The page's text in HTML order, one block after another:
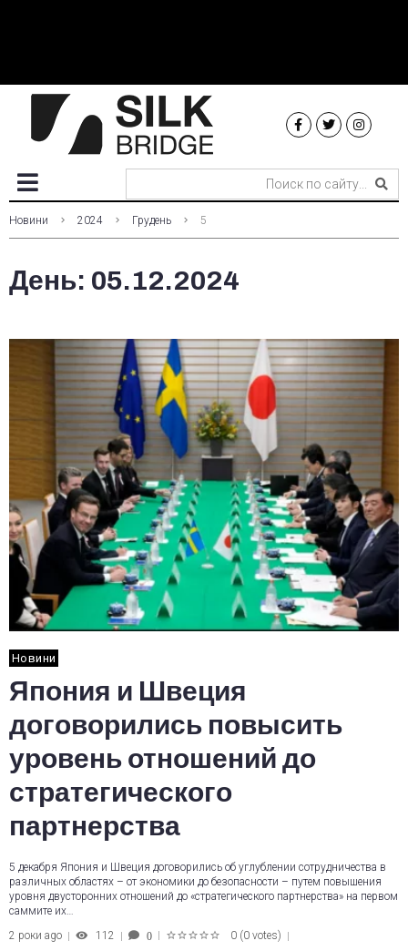
Новини 2024 Грудень 5
День: 05.12.2024
Новини
Япония и Швеция
договорились повысить
уровень отношений до
стратегического
партнерства
5 декабря Япония и Швеция договорились об углублении сотрудничества в
различных областях – от экономики до безопасности – путем повышения
уровня двусторонних отношений до «стратегического партнерства» на первом
саммите их…
2 роки ago
112 0 0 (0 votes)